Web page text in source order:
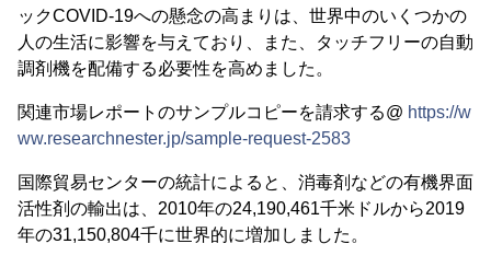
ックCOVID-19への懸念の高まりは、世界中のいくつかの
人の生活に影響を与えており、また、タッチフリーの自動
調剤機を配備する必要性を高めました。
関連市場レポートのサンプルコピーを請求する@ https://w
ww.researchnester.jp/sample-request-2583
国際貿易センターの統計によると、消毒剤などの有機界面
活性剤の輸出は、2010年の24,190,461千米ドルから2019
年の31,150,804千に世界的に増加しました。